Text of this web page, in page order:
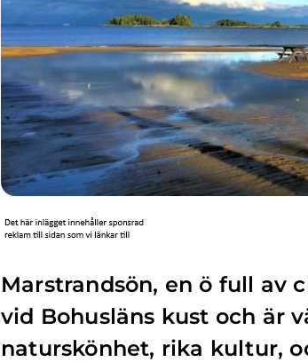
Marstrandsön, en ö full av
vid Bohusläns kust och är
naturskönhet, rika kultur,